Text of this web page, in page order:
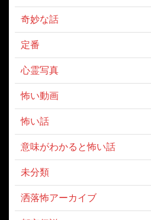
奇妙な話
定番
心霊写真
怖い動画
怖い話
意味がわかると怖い話
未分類
洒落怖アーカイブ